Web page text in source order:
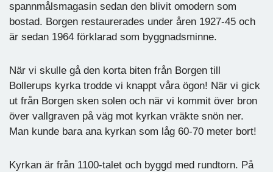
spannmålsmagasin sedan den blivit omodern som
bostad. Borgen restaurerades under åren 1927-45 och
är sedan 1964 förklarad som byggnadsminne.
När vi skulle gå den korta biten från Borgen till
Bollerups kyrka trodde vi knappt våra ögon! När vi gick
ut från Borgen sken solen och när vi kommit över bron
över vallgraven på väg mot kyrkan vräkte snön ner.
Man kunde bara ana kyrkan som låg 60-70 meter bort!
Kyrkan är från 1100-talet och byggd med rundtorn. På